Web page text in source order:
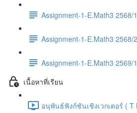
Assignment-1-E.Math3 2568/
Assignment-1-E.Math3 2568/
Assignment-1-E.Math3 2569/
เนื้อหาที่เรียน
อนุพันธ์ฟังก์ชันเชิงเวกเตอร์ ( T